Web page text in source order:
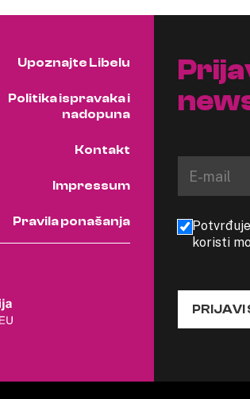
Upoznajte Libelu
Politika ispravaka i
nadopuna
Kontakt
Impressum
Pravila ponašanja
koristi
PRIJAVI